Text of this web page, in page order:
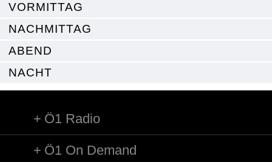
VORMITTAG
NACHMITTAG
ABEND
NACHT
Ö1 Radio
Ö1 On Demand